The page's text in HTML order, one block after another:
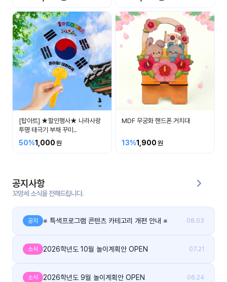
커
뮤
니
티
공지
이벤
트
우리
들의
이야
후기
게시
판
그
[탑아트] ★할인행사★ 나라사랑
투명 태극기 부채 꾸미..
50%1,000
MDF 무궁화 핸드폰 거치대
13%1,900
공지사항
꼬망세 소식을 전해드립니다.
공지 ※ 특색프로그램 콘텐츠 카테고리 개편 안내 ※ 08.03
소식 2026학년도 10월 놀이계획안 OPEN 07.21
소식 2026학년도 9월 놀이계획안 OPEN 06.24